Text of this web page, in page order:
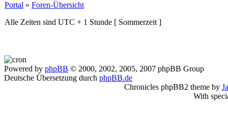
Portal » Foren-Übersicht
Alle Zeiten sind UTC + 1 Stunde [ Sommerzeit ]
Powered by phpBB © 2000, 2002, 2005, 2007 phpBB Group
Deutsche Übersetzung durch phpBB.de
Chronicles phpBB2 theme by
With